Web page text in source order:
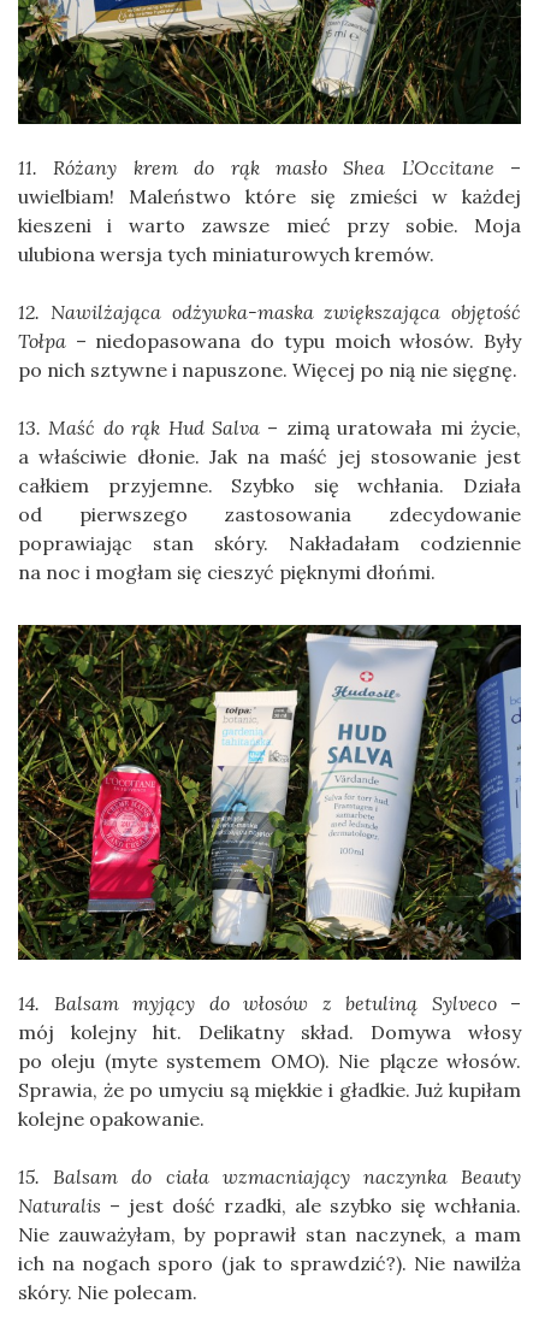
11. Różany krem do rąk masło Shea L’Occitane –
uwielbiam! Maleństwo które się zmieści w każdej
kieszeni i warto zawsze mieć przy sobie. Moja
ulubiona wersja tych miniaturowych kremów.
12. Nawilżająca odżywka-maska zwiększająca objętość
Tołpa – niedopasowana do typu moich włosów. Były
po nich sztywne i napuszone. Więcej po nią nie sięgnę.
13. Maść do rąk Hud Salva – zimą uratowała mi życie,
a właściwie dłonie. Jak na maść jej stosowanie jest
całkiem przyjemne. Szybko się wchłania. Działa
od pierwszego zastosowania zdecydowanie
poprawiając stan skóry. Nakładałam codziennie
na noc i mogłam się cieszyć pięknymi dłońmi.
14. Balsam myjący do włosów z betuliną Sylveco–
mój kolejny hit. Delikatny skład. Domywa włosy
po oleju (myte systemem OMO). Nie plącze włosów.
Sprawia, że po umyciu są miękkie i gładkie. Już kupiłam
kolejne opakowanie.
15. Balsam do ciała wzmacniający naczynka Beauty
Naturalis – jest dość rzadki, ale szybko się wchłania.
Nie zauważyłam, by poprawił stan naczynek, a mam
ich na nogach sporo (jak to sprawdzić?). Nie nawilża
skóry. Nie polecam.